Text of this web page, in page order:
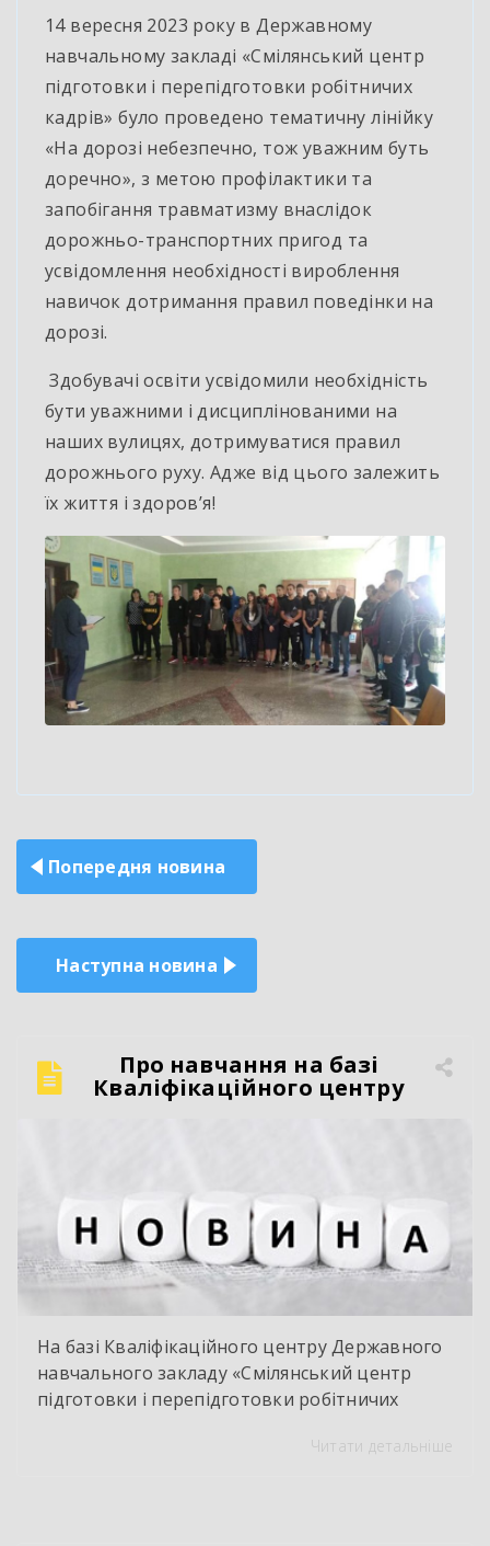
14 вересня 2023 року в Державному
навчальному закладі «Смілянський центр
підготовки і перепідготовки робітничих
кадрів» було проведено тематичну лінійку
«На дорозі небезпечно, тож уважним буть
доречно», з метою профілактики та
запобігання травматизму внаслідок
дорожньо-транспортних пригод та
усвідомлення необхідності вироблення
навичок дотримання правил поведінки на
дорозі.
Здобувачі освіти усвідомили необхідність
бути уважними і дисциплінованими на
наших вулицях, дотримуватися правил
дорожнього руху. Адже від цього залежить
їх життя і здоров’я!
Навігація
записів
Попередня новина
Наступна новина
Про навчання на базі
Кваліфікаційного центру
На базі Кваліфікаційного центру Державного
навчального закладу «Смілянський центр
підготовки і перепідготовки робітничих
оцінювання і визнання результатівЧитати детальніше